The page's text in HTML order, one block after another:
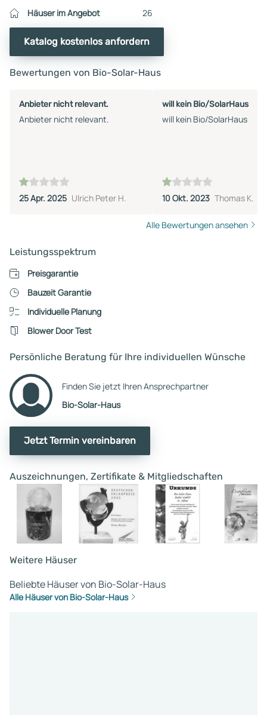
Häuser im Angebot
26
Katalog kostenlos anfordern
Bewertungen von Bio-Solar-Haus
Anbieter nicht relevant.
Anbieter nicht relevant.
25 Apr. 2025 Ulrich Peter H.
will kein Bio/SolarHaus
will kein Bio/SolarHaus
10 Okt. 2023 Thomas K.
Alle Bewertungen ansehen
Leistungsspektrum
Preisgarantie
Bauzeit Garantie
Individuelle Planung
Blower Door Test
Persönliche Beratung für Ihre individuellen Wünsche
Finden Sie jetzt Ihren Ansprechpartner
Bio-Solar-Haus
Jetzt Termin vereinbaren
Auszeichnungen, Zertifikate & Mitgliedschaften
Weitere Häuser
Beliebte Häuser von Bio-Solar-Haus
Alle Häuser von Bio-Solar-Haus